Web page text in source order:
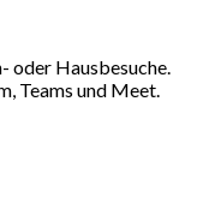
oder Hausbesuche.
Teams und Meet.